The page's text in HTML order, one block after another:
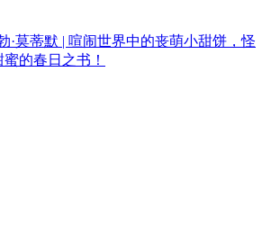
·莫蒂默 | 喧闹世界中的丧萌小甜饼，怪
的春日之书！